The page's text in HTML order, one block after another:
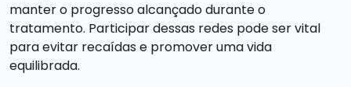
manter o progresso alcançado durante o
tratamento. Participar dessas redes pode ser vital
para evitar recaídas e promover uma vida
equilibrada.